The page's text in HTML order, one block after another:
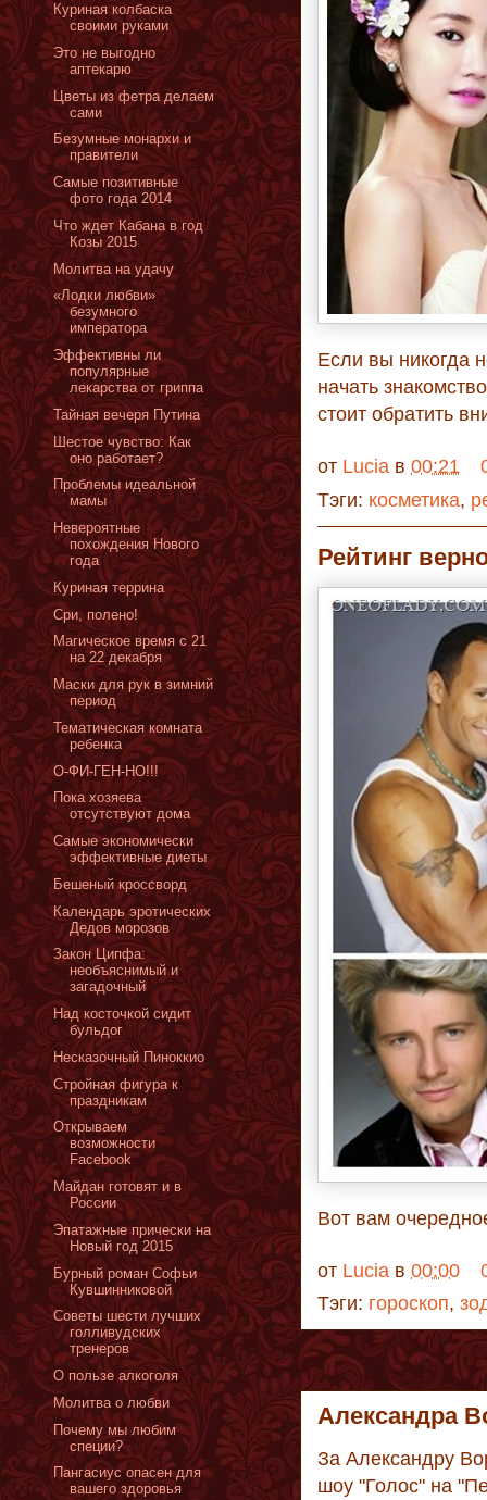
Если вы никогда
начать
стоит обратить
от Lucia в 00:21
Тэги: косметика,
Рейтинг
Вот вам
от Lucia в 00:00
Тэги: гороскоп,
Александра
За Александру
шоу "Голос" на
Куриная колбаска
своими руками
Это не выгодно
аптекарю
Цветы из фетра делаем
сами
Безумные монархи и
правители
Самые позитивные
фото года 2014
Что ждет Кабана в год
Козы 2015
Молитва на удачу
«Лодки любви»
безумного
императора
Эффективны ли
популярные
лекарства от гриппа
Тайная вечеря Путина
Шестое чувство: Как
оно работает?
Проблемы идеальной
мамы
Невероятные
похождения Нового
года
Куриная террина
Сри, полено!
Магическое время с 21
на 22 декабря
Маски для рук в зимний
период
Тематическая комната
ребенка
О-ФИ-ГЕН-НО!!!
Пока хозяева
отсутствуют дома
Самые экономически
эффективные диеты
Бешеный кроссворд
Календарь эротических
Дедов морозов
Закон Ципфа:
необъяснимый и
загадочный
Над косточкой сидит
бульдог
Несказочный Пиноккио
Стройная фигура к
праздникам
Открываем
возможности
Facebook
Майдан готовят и в
России
Эпатажные прически на
Новый год 2015
Бурный роман Софьи
Кувшинниковой
Советы шести лучших
голливудских
тренеров
О пользе алкоголя
Молитва о любви
Почему мы любим
специи?
Пангасиус опасен для
вашего здоровья